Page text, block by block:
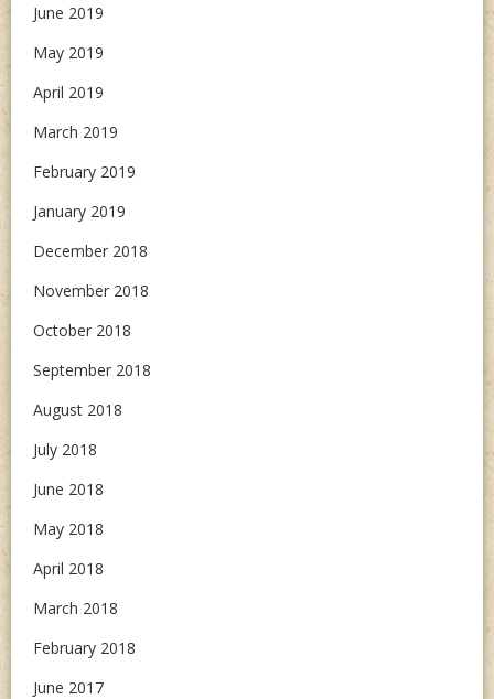
June 2019
May 2019
April 2019
March 2019
February 2019
January 2019
December 2018
November 2018
October 2018
September 2018
August 2018
July 2018
June 2018
May 2018
April 2018
March 2018
February 2018
June 2017